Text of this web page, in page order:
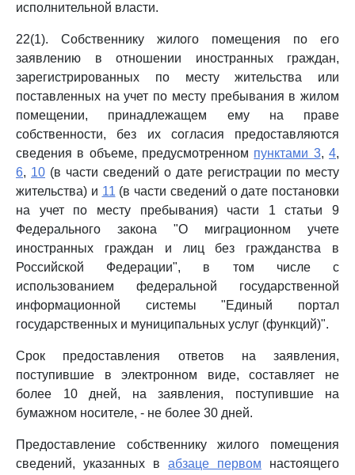
исполнительной власти.
22(1). Собственнику жилого помещения по его
заявлению в отношении иностранных граждан,
зарегистрированных по месту жительства или
поставленных на учет по месту пребывания в жилом
помещении, принадлежащем ему на праве
собственности, без их согласия предоставляются
сведения в объеме, предусмотренном пунктами 3,4,
6, 10 (в части сведений о дате регистрации по месту
жительства) и 11 (в части сведений о дате постановки
на учет по месту пребывания) части 1 статьи 9
Федерального закона "О миграционном учете
иностранных граждан и лиц без гражданства в
Российской Федерации", в том числе с
использованием федеральной государственной
информационной системы "Единый портал
государственных и муниципальных услуг (функций)".
Срок предоставления ответов на заявления,
поступившие в электронном виде, составляет не
более 10 дней, на заявления, поступившие на
бумажном носителе, - не более 30 дней.
Предоставление собственнику жилого помещения
сведений, указанных в абзаце первом настоящего